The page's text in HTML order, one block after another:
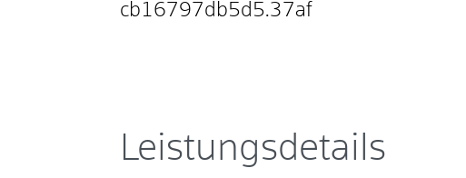
cb16797db5d5.37af
Leistungsdetails